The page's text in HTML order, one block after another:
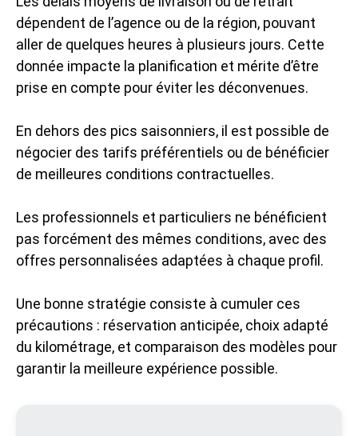
dépendent de l’agence ou de la région, pouvant
aller de quelques heures à plusieurs jours. Cette
donnée impacte la planification et mérite d’être
prise en compte pour éviter les déconvenues.
En dehors des pics saisonniers, il est possible de
négocier des tarifs préférentiels ou de bénéficier
de meilleures conditions contractuelles.
Les professionnels et particuliers ne bénéficient
pas forcément des mêmes conditions, avec des
offres personnalisées adaptées à chaque profil.
Une bonne stratégie consiste à cumuler ces
précautions : réservation anticipée, choix adapté
du kilométrage, et comparaison des modèles pour
garantir la meilleure expérience possible.